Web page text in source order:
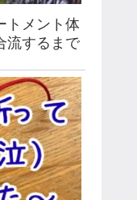
トメント体
流するまで